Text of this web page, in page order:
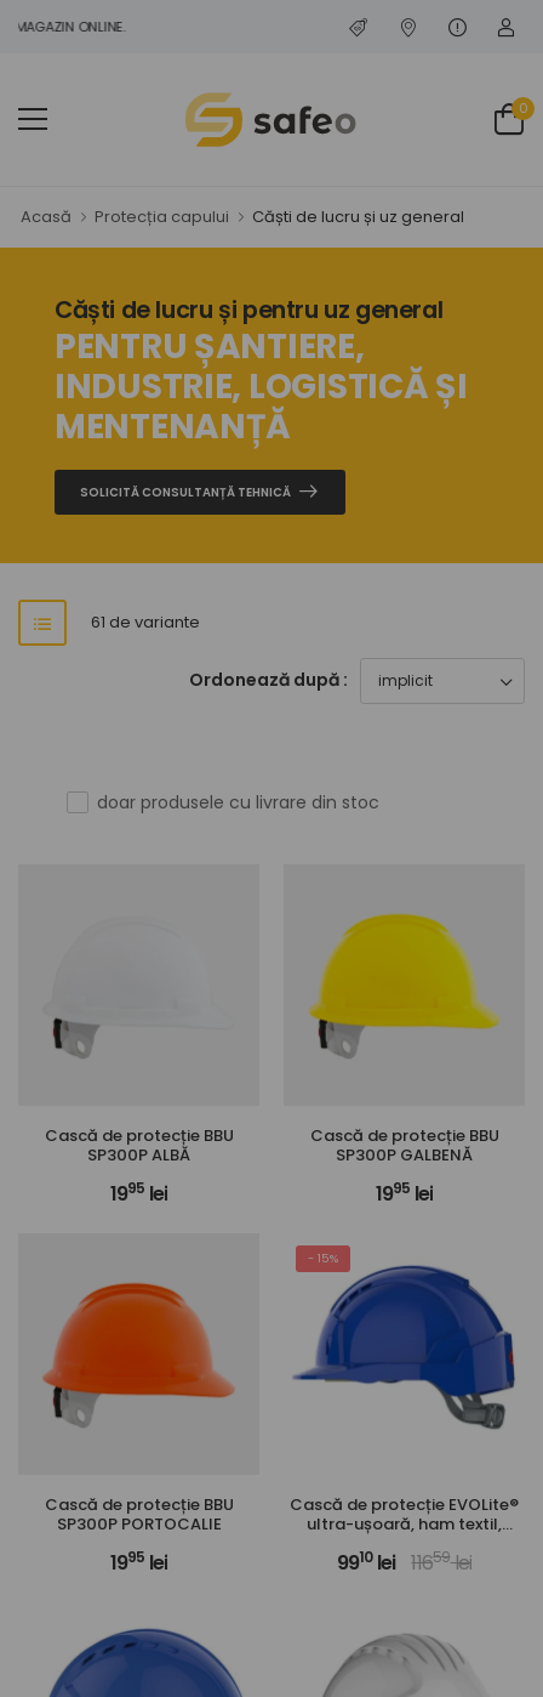
ONLINE.
0
Acasă Protecția capului Căști de lucru și uz general
Căști de lucru și pentru uz general
PENTRU ȘANTIERE,
INDUSTRIE, LOGISTICĂ ȘI
MENTENANȚĂ
SOLICITĂ CONSULTANȚĂ TEHNICĂ
61 de variante
Ordonează după :
doar produsele cu livrare din stoc
Cască de protecție BBU
SP300P ALBĂ
1995 lei
Cască de protecție BBU
SP300P GALBENĂ
1995 lei
Cască de protecție BBU
SP300P PORTOCALIE
1995 lei
- 15%
Cască de protecție EVOLite®
ultra-ușoară, ham textil,
9910lei 11659lei